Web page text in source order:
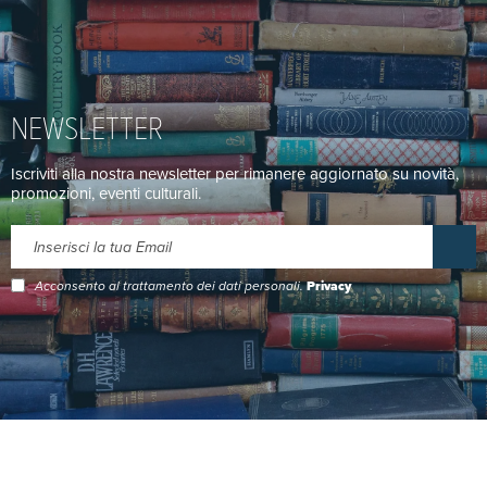
NEWSLETTER
Iscriviti alla nostra newsletter per rimanere aggiornato su novità,
promozioni, eventi culturali.
Acconsento al trattamento dei dati personali.Privacy